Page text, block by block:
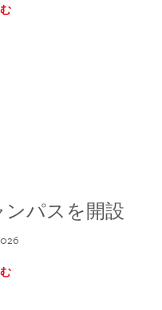
ンパスを開設